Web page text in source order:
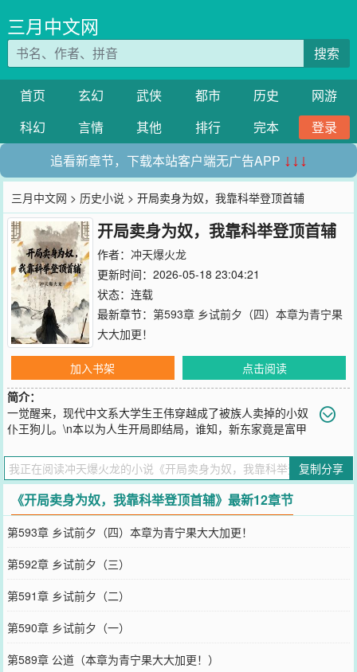
三月中文网
搜索
首页 玄幻 武侠 都市 历史
网游
科幻
言情 其他 排行 完本
登录
追看新章节，下载本站客户端无广告APP ↓↓↓
三月中文网 > 历史小说 > 开局卖身为奴，我靠科举登顶首辅
开局卖身为奴，我靠科举登顶首辅
作者： 冲天爆火龙
更新时间：2026-05-18 23:04:21
状态：连载
最新章节： 第593章 乡试前夕（四）本章为青宁果
大大加更！
加入书架
点击阅读
简介：
一觉醒来，现代中文系大学生王伟穿越成了被族人卖掉的小奴
仆王狗儿。\n本以为人生开局即结局，谁知，新东家竟是富甲
恩人，被直接安排进了书房当差。\n当别的奴仆还在努力背规矩时，
王狗儿已经盯上了书房里的四书五经和少爷的科举教材。\n且看小小
书童，如何在这深宅大院里低调发育，把穿越者的知识储备，变成最
强底牌！\n先断亲，再科举，一路连中六元，朝野震惊，皇帝直呼好
家伙，文曲星降世了！\n大伯三叔更是跪地求原谅，说一笔写不出两
个王字！\n王狗儿：什么一个王？我要族谱单开！
您要是觉得《 开局卖身为奴，我靠科举登顶首辅
忘记向您QQ群和微博微信里的朋友推荐哦！
复制分享
《开局卖身为奴，我靠科举登顶首辅》最新12章节
第593章 乡试前夕（四）本章为青宁果大大加更！
第592章 乡试前夕（三）
第591章 乡试前夕（二）
第590章 乡试前夕（一）
第589章 公道（本章为青宁果大大加更！）